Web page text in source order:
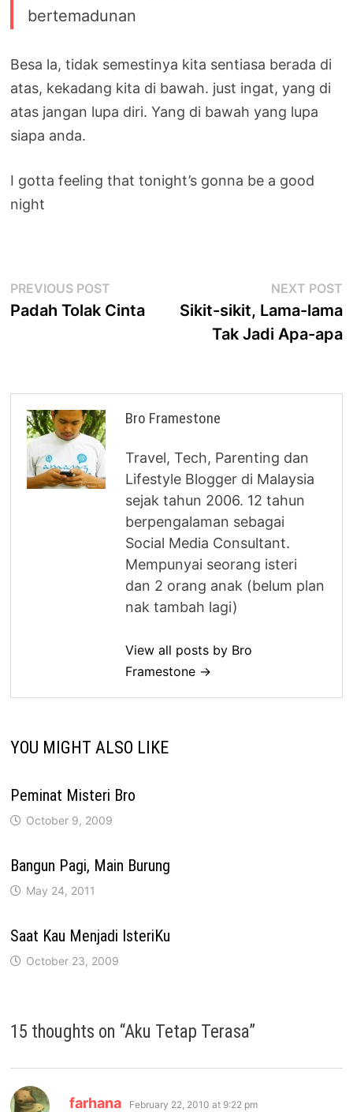
bertemadunan
Besa la, tidak semestinya kita sentiasa berada di
atas, kekadang kita di bawah. just ingat, yang di
atas jangan lupa diri. Yang di bawah yang lupa
siapa anda.
I gotta feeling that tonight’s gonna be a good
night
Post
navigation
PREVIOUS POST
post:
Padah Tolak Cinta
NEXT POST
Sikit-sikit, Lama-lama
Tak Jadi Apa-apa
Bro Framestone
Travel, Tech, Parenting dan
Lifestyle Blogger di Malaysia
sejak tahun 2006. 12 tahun
berpengalaman sebagai
Social Media Consultant.
Mempunyai seorang isteri
dan 2 orang anak (belum plan
nak tambah lagi)
View all posts by Bro
Framestone →
YOU MIGHT ALSO LIKE
Peminat Misteri Bro
October 9, 2009
Bangun Pagi, Main Burung
May 24, 2011
Saat Kau Menjadi IsteriKu
October 23, 2009
15 thoughts on “Aku Tetap Terasa”
farhana says:
February 22, 2010 at 9:22 pm